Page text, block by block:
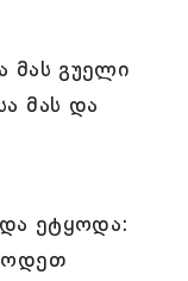
მას გუელი
მას და
ეტყოდა: